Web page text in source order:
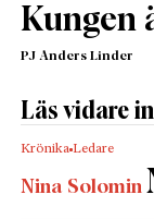
Kungen
PJ Anders Linder
Läs vidare
Krönika Ledare
Nina Solomin